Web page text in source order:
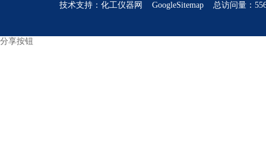
技术支持： 化工仪器网 GoogleSitemap 总访问量：
分享按钮